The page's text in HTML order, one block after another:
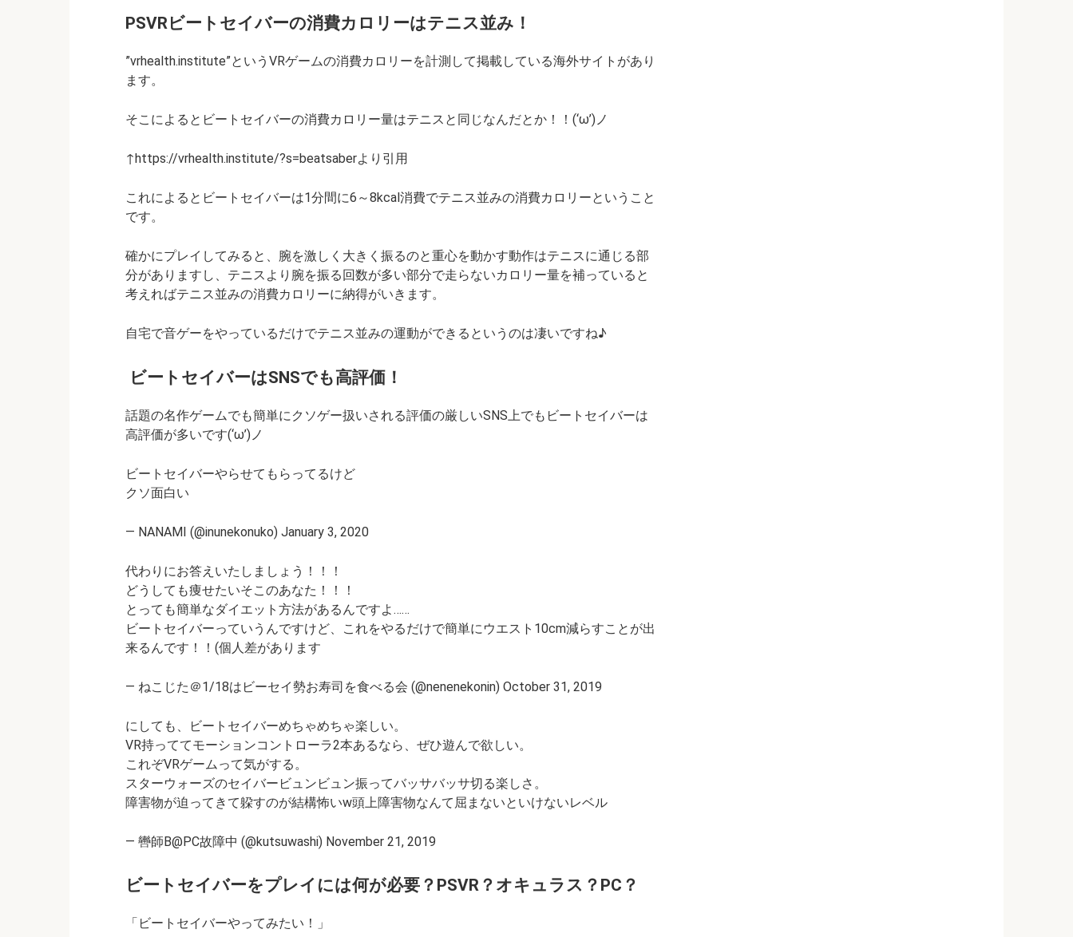
PSVRビートセイバーの消費カロリーはテニス並み！
”vrhealth.institute”というVRゲームの消費カロリーを計測して掲載している海外サイトがあり
ます。
そこによるとビートセイバーの消費カロリー量はテニスと同じなんだとか！！(‘ω’)ノ
↑https://vrhealth.institute/?s=beatsaberより引用
これによるとビートセイバーは1分間に6～8kcal消費でテニス並みの消費カロリーということ
です。
確かにプレイしてみると、腕を激しく大きく振るのと重心を動かす動作はテニスに通じる部
分がありますし、テニスより腕を振る回数が多い部分で走らないカロリー量を補っていると
考えればテニス並みの消費カロリーに納得がいきます。
自宅で音ゲーをやっているだけでテニス並みの運動ができるというのは凄いですね♪
ビートセイバーはSNSでも高評価！
話題の名作ゲームでも簡単にクソゲー扱いされる評価の厳しいSNS上でもビートセイバーは
高評価が多いです(‘ω’)ノ
ビートセイバーやらせてもらってるけど
クソ面白い
— NANAMI (@inunekonuko) January 3, 2020
代わりにお答えいたしましょう！！！
どうしても痩せたいそこのあなた！！！
とっても簡単なダイエット方法があるんですよ……
ビートセイバーっていうんですけど、これをやるだけで簡単にウエスト10cm減らすことが出
来るんです！！(個人差があります
— ねこじた＠1/18はビーセイ勢お寿司を食べる会 (@nenenekonin) October 31, 2019
にしても、ビートセイバーめちゃめちゃ楽しい。
VR持っててモーションコントローラ2本あるなら、ぜひ遊んで欲しい。
これぞVRゲームって気がする。
スターウォーズのセイバービュンビュン振ってバッサバッサ切る楽しさ。
障害物が迫ってきて躱すのが結構怖いw頭上障害物なんて屈まないといけないレベル
— 轡師B@PC故障中 (@kutsuwashi) November 21, 2019
ビートセイバーをプレイには何が必要？PSVR？オキュラス？PC？
「ビートセイバーやってみたい！」